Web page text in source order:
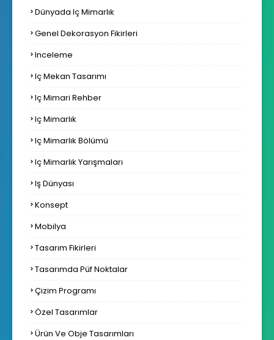
Dünyada Iç Mimarlık
Genel Dekorasyon Fikirleri
Inceleme
Iç Mekan Tasarımı
Iç Mimari Rehber
Iç Mimarlık
Iç Mimarlık Bölümü
Iç Mimarlık Yarışmaları
Iş Dünyası
Konsept
Mobilya
Tasarım Fikirleri
Tasarımda Püf Noktalar
Çizim Programı
Özel Tasarımlar
Ürün Ve Obje Tasarımları